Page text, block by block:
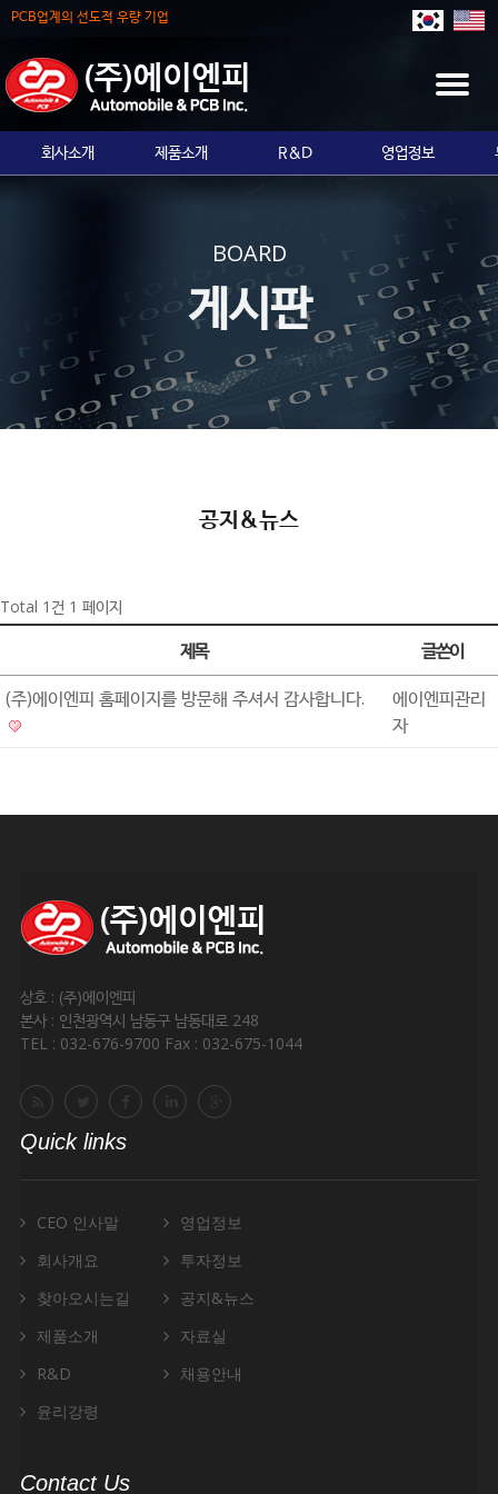
PCB업계의 선도적 우량 기업
T
G
L
A
G
A
T
O
회사소개 제품소개 R&D 영업정보
BOARD
게시판
공지&뉴스
Total 1건 1 페이지
제목
글쓴이
(주)에이엔피 홈페이지를 방문해 주셔서 감사합니다.
에이엔피관리
자
상호 : (주)에이엔피
본사 : 인천광역시 남동구 남동대로 248
TEL : 032-676-9700 Fax : 032-675-1044
Quick links
CEO 인사말
회사개요
찾아오시는길
제품소개
R&D
윤리강령
영업정보
투자정보
공지&뉴스
자료실
채용안내
Contact Us